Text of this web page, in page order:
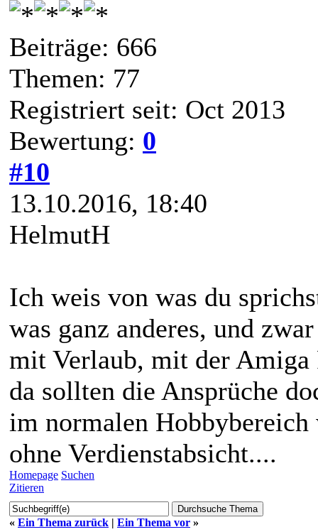
Beiträge: 666
Themen: 77
Registriert seit: Oct 2013
Bewertung: 0
#10
13.10.2016, 18:40
HelmutH
Ich weis von was du
was ganz anderes, und
mit Verlaub, mit der
da sollten die Ansprüche
im normalen
ohne Verdienstabsicht....
Homepage Suchen
Zitieren
« Ein Thema zurück | Ein Thema vor »